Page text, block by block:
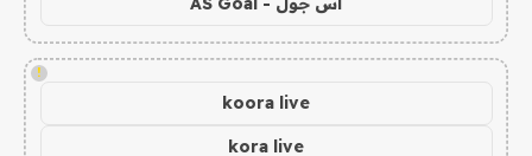
!
koora live
kora live